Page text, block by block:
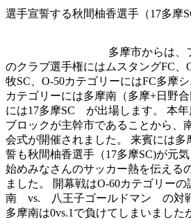
選手宣誓する秋間柚香選手（17多摩
多摩市からは、フルレ
のクラブ選手権にはムスタングFC、
牧SC、O-50カテゴリーにはFC多摩
カテゴリーには多摩南（多摩+日野
には17多摩SC が出場します。 本
ブロックが主幹市であることから、
会式が開催されました。 来賓には多
誓も秋間柚香選手（17多摩SC)が元
始めみなさんのサッカー熱を伝える
ました。 開幕戦はO-60カテゴリー
南 vs. 八王子ゴールドマン の対戦
多摩南は0vs.1で負けてしまいました